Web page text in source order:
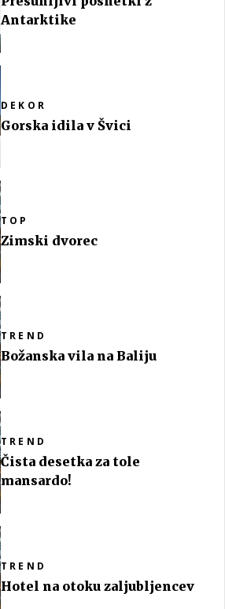
Antarktike
DEKOR
Gorska idila v Švici
TOP
Zimski dvorec
TREND
Božanska vila na Baliju
TREND
Čista desetka za tole
mansardo!
TREND
Hotel na otoku zaljubljencev